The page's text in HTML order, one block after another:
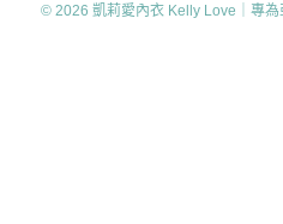
© 2026 凱莉愛內衣 Kelly Love｜專